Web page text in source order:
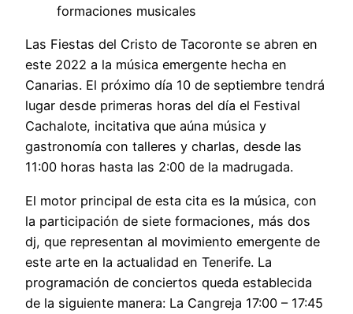
formaciones musicales
Las Fiestas del Cristo de Tacoronte se abren en
este 2022 a la música emergente hecha en
Canarias. El próximo día 10 de septiembre tendrá
lugar desde primeras horas del día el Festival
Cachalote, incitativa que aúna música y
gastronomía con talleres y charlas, desde las
11:00 horas hasta las 2:00 de la madrugada.
El motor principal de esta cita es la música, con
la participación de siete formaciones, más dos
dj, que representan al movimiento emergente de
este arte en la actualidad en Tenerife. La
programación de conciertos queda establecida
de la siguiente manera: La Cangreja 17:00 – 17:45